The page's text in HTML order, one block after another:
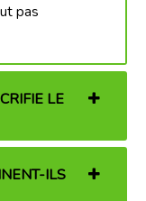
pas
LE
ILS